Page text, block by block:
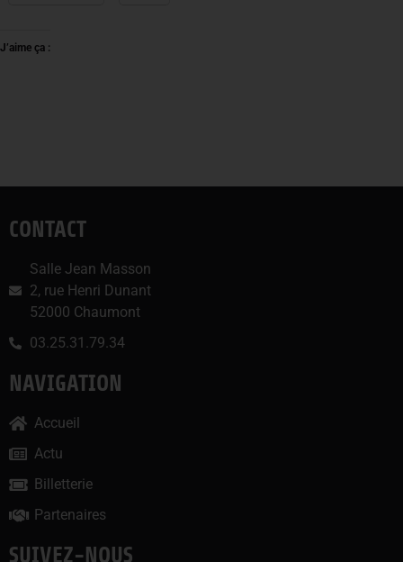
J’aime ça :
CONTACT
Salle Jean Masson
2, rue Henri Dunant
52000 Chaumont
03.25.31.79.34
NAVIGATION
Accueil
Actu
Billetterie
Partenaires
SUIVEZ-NOUS